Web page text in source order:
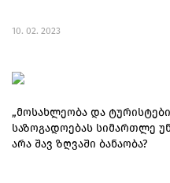
10. 02. 2023
„მოსახლეობა და
საზოგადოებას სიმართლე
არა შავ ზღვაში ბანაობა?